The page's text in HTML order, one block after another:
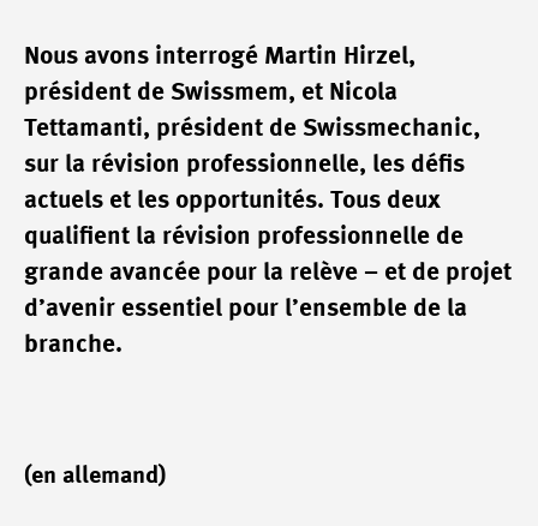
Nous avons interrogé Martin Hirzel,
président de Swissmem, et Nicola
Tettamanti, président de Swissmechanic,
sur la révision professionnelle, les défis
actuels et les opportunités. Tous deux
qualifient la révision professionnelle de
grande avancée pour la relève – et de projet
d’avenir essentiel pour l’ensemble de la
branche.
(en allemand)